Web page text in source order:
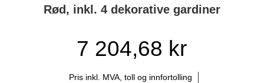
Rød, inkl. 4 dekorative gardiner
7 204,68 kr
Pris inkl. MVA, toll og innfortolling